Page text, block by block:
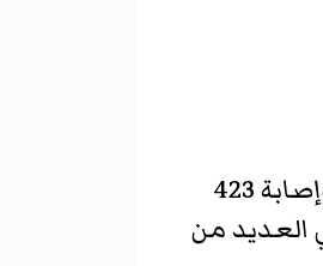
يؤدي إلى سقوط 108 قتيل وإصابة 423
إلى أكثر من 7 أمتار في العديد من